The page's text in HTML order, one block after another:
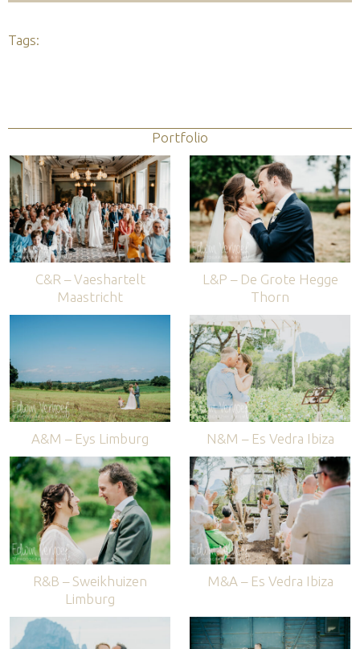
Tags:
Portfolio
C&R – Vaeshartelt
Maastricht
L&P – De Grote Hegge
Thorn
A&M – Eys Limburg N&M – Es Vedra Ibiza
R&B – Sweikhuizen
Limburg
M&A – Es Vedra Ibiza